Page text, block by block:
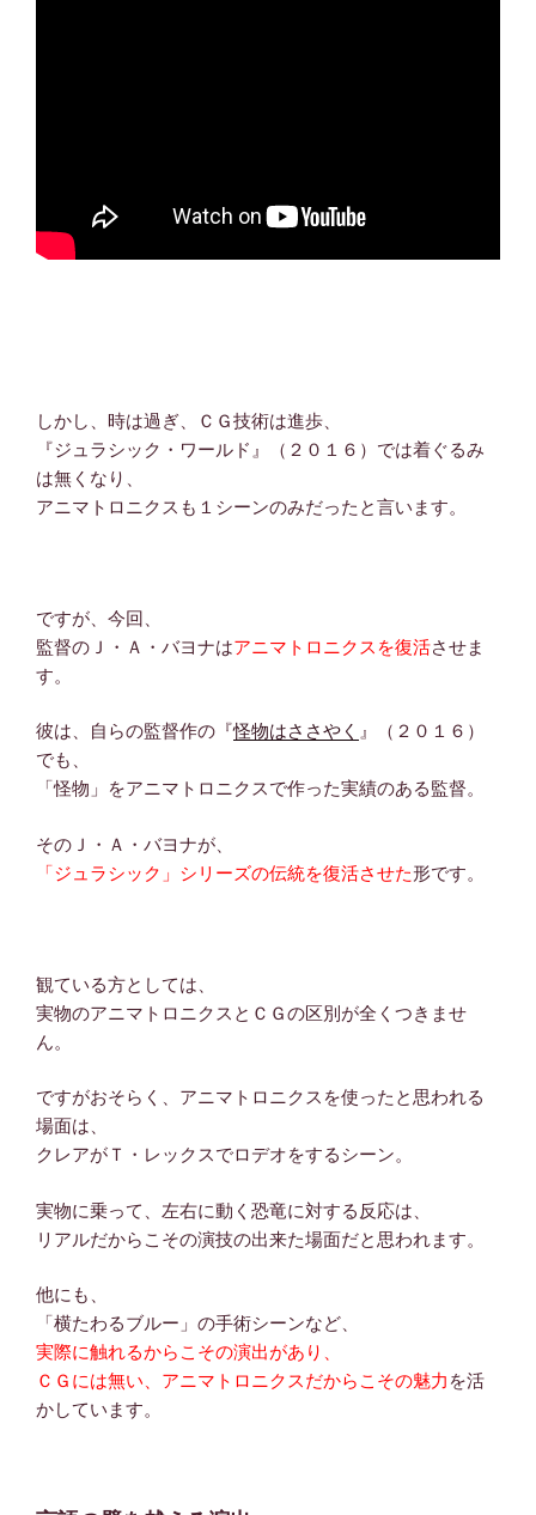
しかし、時は過ぎ、ＣＧ技術は進歩、
『ジュラシック・ワールド』（２０１６）では着ぐるみ
は無くなり、
アニマトロニクスも１シーンのみだったと言います。
ですが、今回、
監督のＪ・Ａ・バヨナはアニマトロニクスを復活させま
す。
彼は、自らの監督作の『怪物はささやく 』（２０１６）
でも、
「怪物」をアニマトロニクスで作った実績のある監督。
そのＪ・Ａ・バヨナが、
「ジュラシック」シリーズの伝統を復活させた形です。
観ている方としては、
実物のアニマトロニクスとＣＧの区別が全くつきませ
ん。
ですがおそらく、アニマトロニクスを使ったと思われる
場面は、
クレアがＴ・レックスでロデオをするシーン。
実物に乗って、左右に動く恐竜に対する反応は、
リアルだからこその演技の出来た場面だと思われます。
他にも、
「横たわるブルー」の手術シーンなど、
実際に触れるからこその演出があり、
ＣＧには無い、アニマトロニクスだからこその魅力 を活
かしています。